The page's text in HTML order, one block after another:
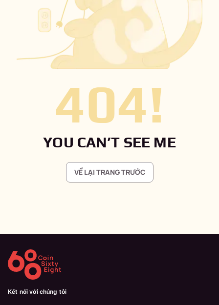
404!
YOU CAN’T SEE ME
VỀ LẠI TRANG TRƯỚC
Kết nối với chúng tôi